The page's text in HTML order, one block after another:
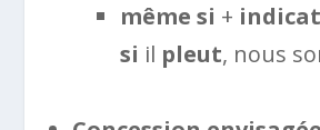
même si +
si il pleut, nous